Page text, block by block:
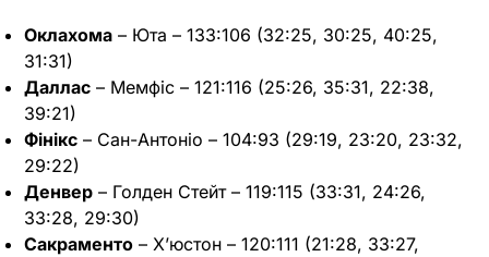
Оклахома – Юта – 133:106 (32:25, 30:25, 40:25,
31:31)
Даллас – Мемфіс – 121:116 (25:26, 35:31, 22:38,
39:21)
Фінікс – Сан-Антоніо – 104:93 (29:19, 23:20, 23:32,
29:22)
Денвер – Голден Стейт – 119:115 (33:31, 24:26,
33:28, 29:30)
Сакраменто – Х’юстон – 120:111 (21:28, 33:27,